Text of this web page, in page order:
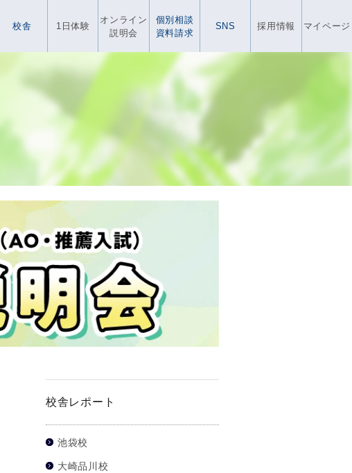
校舎 1日体験
オンライン
説明会
個別相談
資料請求
SNS 採用情報 マイページ
校舎レポート
池袋校
大崎品川校